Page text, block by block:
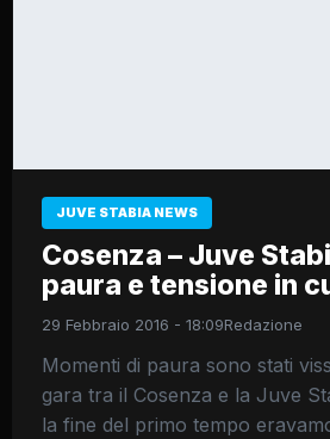
JUVE STABIA NEWS
Cosenza – Juve
paura e tensione in
29 Febbraio 2016 - 18:09Redazione
Momenti di paura sono stati
gara tra il Cosenza e la Juve
la fine del primo tempo